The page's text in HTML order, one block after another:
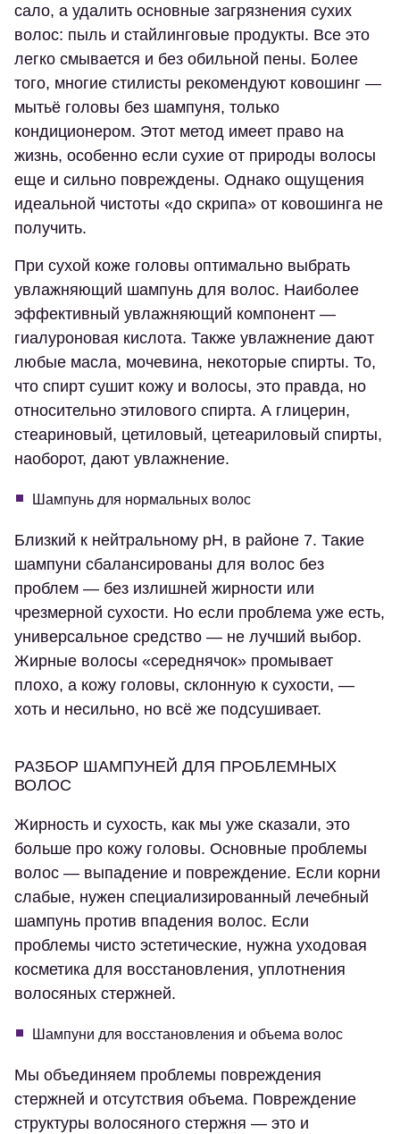
сало, а удалить основные загрязнения сухих
волос: пыль и стайлинговые продукты. Все это
легко смывается и без обильной пены. Более
того, многие стилисты рекомендуют ковошинг —
мытьё головы без шампуня, только
кондиционером. Этот метод имеет право на
жизнь, особенно если сухие от природы волосы
еще и сильно повреждены. Однако ощущения
идеальной чистоты «до скрипа» от ковошинга не
получить.
При сухой коже головы оптимально выбрать
увлажняющий шампунь для волос. Наиболее
эффективный увлажняющий компонент —
гиалуроновая кислота. Также увлажнение дают
любые масла, мочевина, некоторые спирты. То,
что спирт сушит кожу и волосы, это правда, но
относительно этилового спирта. А глицерин,
стеариновый, цетиловый, цетеариловый спирты,
наоборот, дают увлажнение.
Шампунь для нормальных волос
Близкий к нейтральному pH, в районе 7. Такие
шампуни сбалансированы для волос без
проблем — без излишней жирности или
чрезмерной сухости. Но если проблема уже есть,
универсальное средство — не лучший выбор.
Жирные волосы «середнячок» промывает
плохо, а кожу головы, склонную к сухости, —
хоть и несильно, но всё же подсушивает.
РАЗБОР ШАМПУНЕЙ ДЛЯ ПРОБЛЕМНЫХ
ВОЛОС
Жирность и сухость, как мы уже сказали, это
больше про кожу головы. Основные проблемы
волос — выпадение и повреждение. Если корни
слабые, нужен специализированный лечебный
шампунь против впадения волос. Если
проблемы чисто эстетические, нужна уходовая
косметика для восстановления, уплотнения
волосяных стержней.
Шампуни для восстановления и объема волос
Мы объединяем проблемы повреждения
стержней и отсутствия объема. Повреждение
структуры волосяного стержня — это и